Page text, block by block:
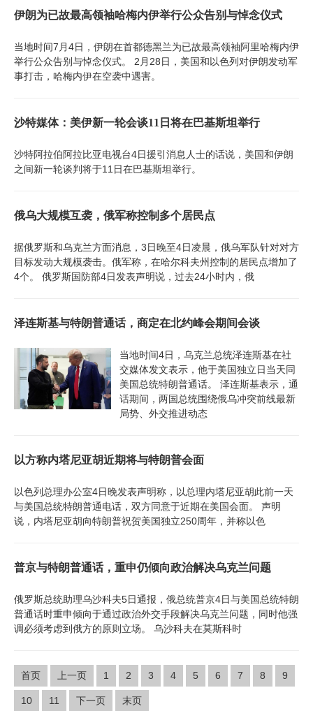
伊朗为已故最高领袖哈梅内伊举行公众告别与悼念仪式
当地时间7月4日，伊朗在首都德黑兰为已故最高领袖阿里哈梅内伊
举行公众告别与悼念仪式。 2月28日，美国和以色列对伊朗发动军
事打击，哈梅内伊在空袭中遇害。
沙特媒体：美伊新一轮会谈11日将在巴基斯坦举行
沙特阿拉伯阿拉比亚电视台4日援引消息人士的话说，美国和伊朗
之间新一轮谈判将于11日在巴基斯坦举行。
俄乌大规模互袭，俄军称控制多个居民点
据俄罗斯和乌克兰方面消息，3日晚至4日凌晨，俄乌军队针对对方
目标发动大规模袭击。俄军称，在哈尔科夫州控制的居民点增加了
4个。 俄罗斯国防部4日发表声明说，过去24小时内，俄
泽连斯基与特朗普通话，商定在北约峰会期间会谈
当地时间4日，乌克兰总统泽连斯基在社
交媒体发文表示，他于美国独立日当天同
美国总统特朗普通话。 泽连斯基表示，通
话期间，两国总统围绕俄乌冲突前线最新
局势、外交推进动态
以方称内塔尼亚胡近期将与特朗普会面
以色列总理办公室4日晚发表声明称，以总理内塔尼亚胡此前一天
与美国总统特朗普通电话，双方同意于近期在美国会面。 声明
说，内塔尼亚胡向特朗普祝贺美国独立250周年，并称以色
普京与特朗普通话，重申仍倾向政治解决乌克兰问题
俄罗斯总统助理乌沙科夫5日通报，俄总统普京4日与美国总统特朗
普通话时重申倾向于通过政治外交手段解决乌克兰问题，同时他强
调必须考虑到俄方的原则立场。 乌沙科夫在莫斯科时
首页 上一页 1 2 3 4 5 6 7 8 9
10 11 下一页 末页